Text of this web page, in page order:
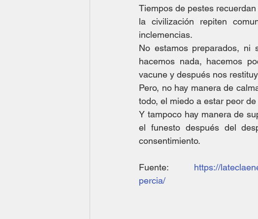
Tiempos de pestes
la civilización repiten
inclemencias.
No estamos preparados, ni
hacemos nada, hacemos
vacune y después nos
Pero, no hay manera de
todo, el miedo a estar peor
Y tampoco hay manera de
el funesto después del
consentimiento.
Fuente: https://
percia/